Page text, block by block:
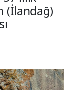
kəşfi 37